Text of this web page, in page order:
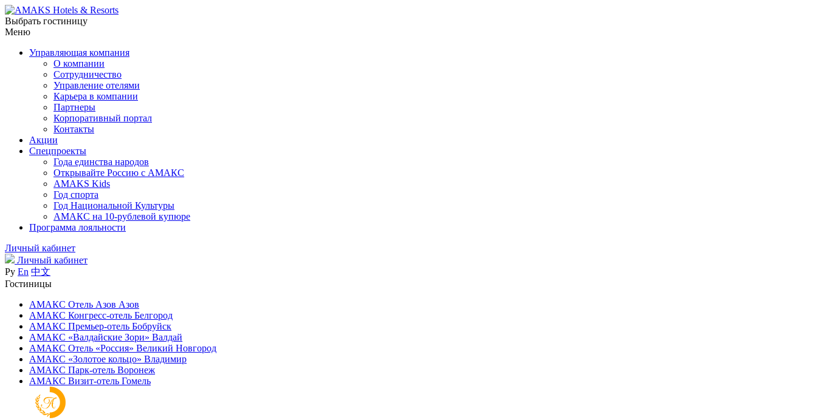
Выбрать гостиницу
Меню
Управляющая компания
О компании
Сотрудничество
Управление отелями
Карьера в компании
Партнеры
Корпоративный портал
Контакты
Акции
Спецпроекты
Года единства народов
Открывайте Россию с АМАКС
AMAKS Kids
Год спорта
Год Национальной Культуры
АМАКС на 10-рублевой купюре
Программа лояльности
Личный кабинет
Личный кабинет
Ру En 中文
Гостиницы
АМАКС Отель ‎Азов Азов
АМАКС Конгресс-отель Белгород
АМАКС Премьер-отель Бобруйск
АМАКС «‎Валдайские Зори» Валдай
АМАКС Отель «‎Россия» Великий Новгород
АМАКС «‎Золотое кольцо» Владимир
АМАКС Парк-отель Воронеж
АМАКС Визит-отель Гомель